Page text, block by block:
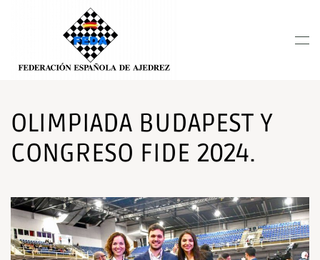
sistema
de
accesibilidad.
Skip to main content
OLIMPIADA BUDAPEST Y
CONGRESO FIDE 2024.